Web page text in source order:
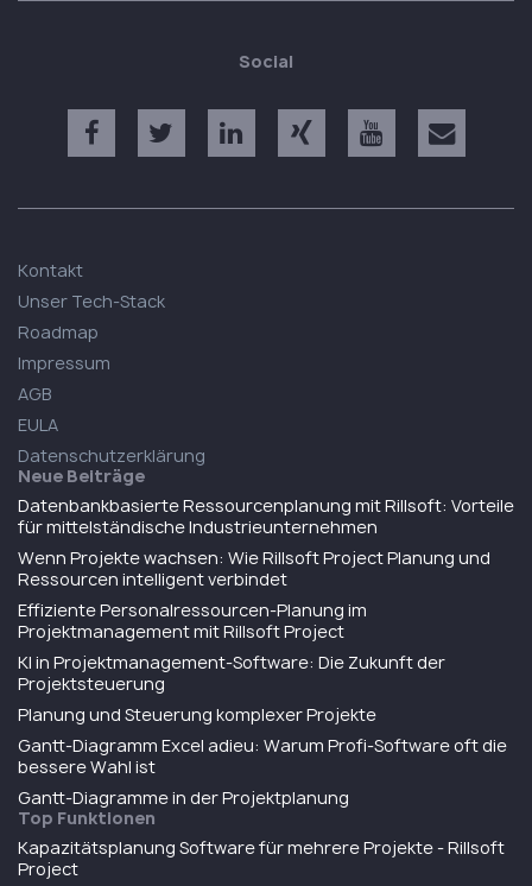
Social
Kontakt
Unser Tech-Stack
Roadmap
Impressum
AGB
EULA
Datenschutzerklärung
Neue Beiträge
Datenbankbasierte Ressourcenplanung mit Rillsoft: Vorteile
für mittelständische Industrieunternehmen
Wenn Projekte wachsen: Wie Rillsoft Project Planung und
Ressourcen intelligent verbindet
Effiziente Personalressourcen-Planung im
Projektmanagement mit Rillsoft Project
KI in Projektmanagement-Software: Die Zukunft der
Projektsteuerung
Planung und Steuerung komplexer Projekte
Gantt-Diagramm Excel adieu: Warum Profi-Software oft die
bessere Wahl ist
Gantt-Diagramme in der Projektplanung
Top Funktionen
Kapazitätsplanung Software für mehrere Projekte - Rillsoft
Project